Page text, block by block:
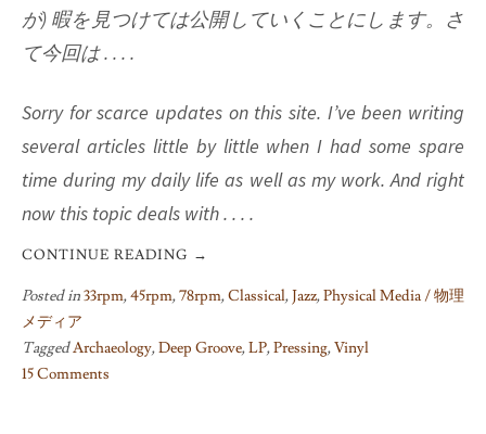
が) 暇を見つけては公開していくことにします。さ
て今回は . . . .
Sorry for scarce updates on this site. I’ve been writing
several articles little by little when I had some spare
time during my daily life as well as my work. And right
now this topic deals with . . . .
CONTINUE READING →
Posted in33rpm,45rpm,78rpm,Classical,Jazz,Physical Media / 物理
メディア
TaggedArchaeology,Deep Groove,LP,Pressing,Vinyl
15 Comments